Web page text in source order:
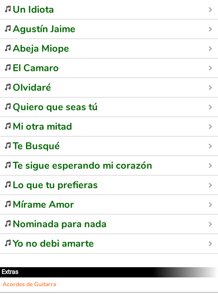
Un Idiota
Agustín Jaime
Abeja Miope
El Camaro
Olvidaré
Quiero que seas tú
Mi otra mitad
Te Busqué
Te sigue esperando mi corazón
Lo que tu prefieras
Mírame Amor
Nominada para nada
Yo no debi amarte
Extras
Acordes de Guitarra